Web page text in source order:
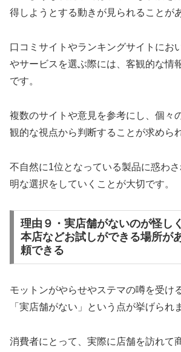
得しようとする動きが見られることが
口コミサイトやランキングサイトにお
やサービスを選ぶ際には、客観的な情
です。
複数のサイトや意見を参考にし、個々
観的な視点から判断することが求めら
不自然に1位となっている製品に惑わ
明な選択をしていくことが大切です。
理由９・実店舗がないのが怪し
本店などお試しができる場所が
頼できる
モットンがやらせやステマの噂を受け
「実店舗がない」という点が挙げられ
消費者にとって、実際に店舗を訪れて